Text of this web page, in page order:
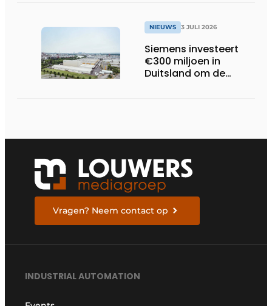
NIEUWS 3 JULI 2026
Siemens investeert
€300 miljoen in
Duitsland om de
Vragen? Neem contact op
INDUSTRIAL AUTOMATION